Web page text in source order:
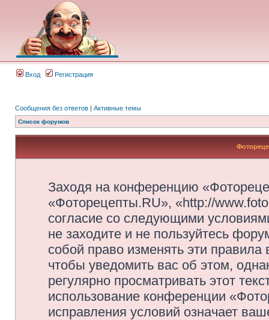
Вход Регистрация
Сообщения без ответов | Активные темы
Список форумов
Заходя на конференцию
«Фоторецепты.RU», «http://
согласие со следующими
не заходите и не пользуйтесь
собой право изменять эти
чтобы уведомить вас об этом,
регулярно просматривать этот
использование конференции
исправления условий означает